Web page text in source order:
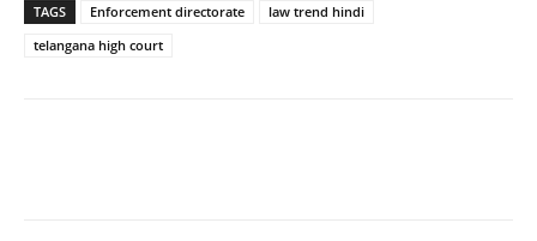
TAGS Enforcement directorate
law trend hindi
telangana high court